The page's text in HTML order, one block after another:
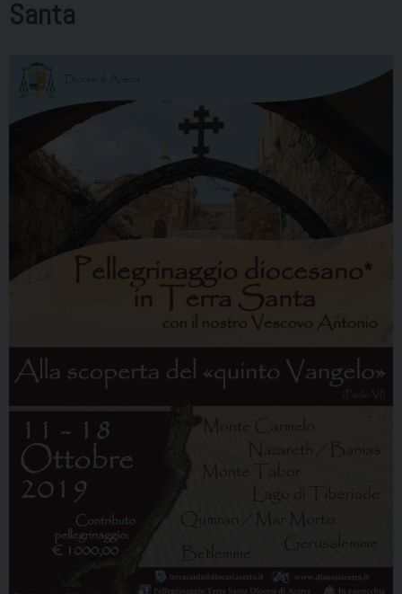
Santa